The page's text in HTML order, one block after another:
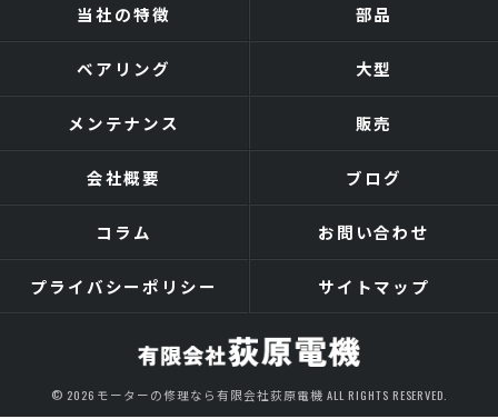
当社の特徴 部品
ベアリング 大型
メンテナンス 販売
会社概要 ブログ
コラム お問い合わせ
プライバシーポリシー サイトマップ
© 2026 モーターの修理なら有限会社荻原電機 ALL RIGHTS RESERVED.